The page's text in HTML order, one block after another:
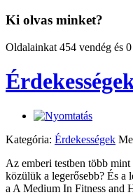
Ki olvas minket?
Oldalainkat 454 vendég és
Kategória: Érdekességek
Az emberi testben több
közülük a legerősebb? És a
a A Medium In Fitness and